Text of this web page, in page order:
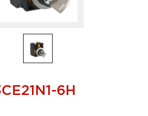
6H